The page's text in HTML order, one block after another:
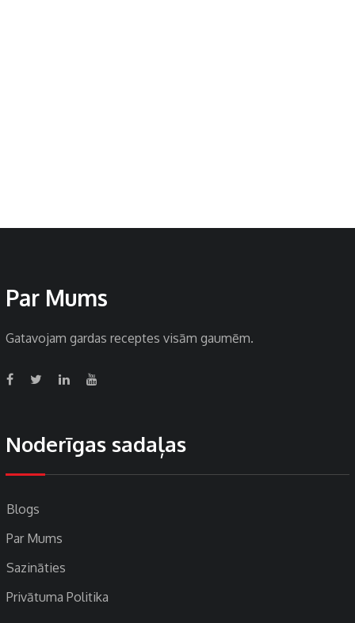
Par Mums
Gatavojam gardas receptes visām gaumēm.
Noderīgas sadaļas
Blogs
Par Mums
Sazināties
Privātuma Politika